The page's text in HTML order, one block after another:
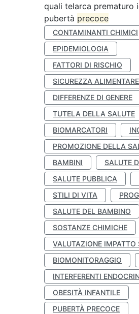
quali telarca prematuro
pubertà precoce
CONTAMINANTI CHIMICI
EPIDEMIOLOGIA
FATTORI DI RISCHIO
SICUREZZA ALIMENTARE
DIFFERENZE DI GENERE
TUTELA DELLA SALUTE
BIOMARCATORI
PROMOZIONE DELLA
BAMBINI
SALUTE
SALUTE PUBBLICA
STILI DI VITA
SALUTE DEL BAMBINO
SOSTANZE CHIMICHE
VALUTAZIONE IMPATTO
BIOMONITORAGGIO
INTERFERENTI
OBESITÀ INFANTILE
PUBERTÀ PRECOCE